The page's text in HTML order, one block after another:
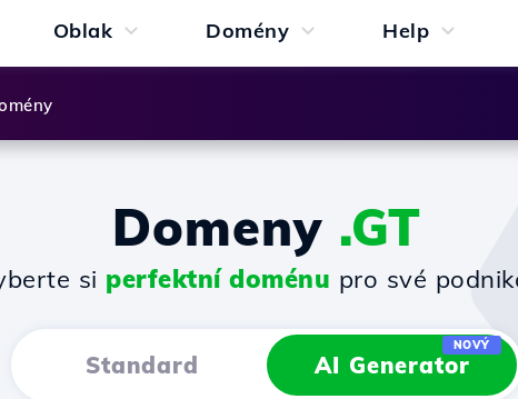
Oblak Domény Help
Domeny .GT
si perfektní doménu pro své
Standard AI Generator
NOVÝ